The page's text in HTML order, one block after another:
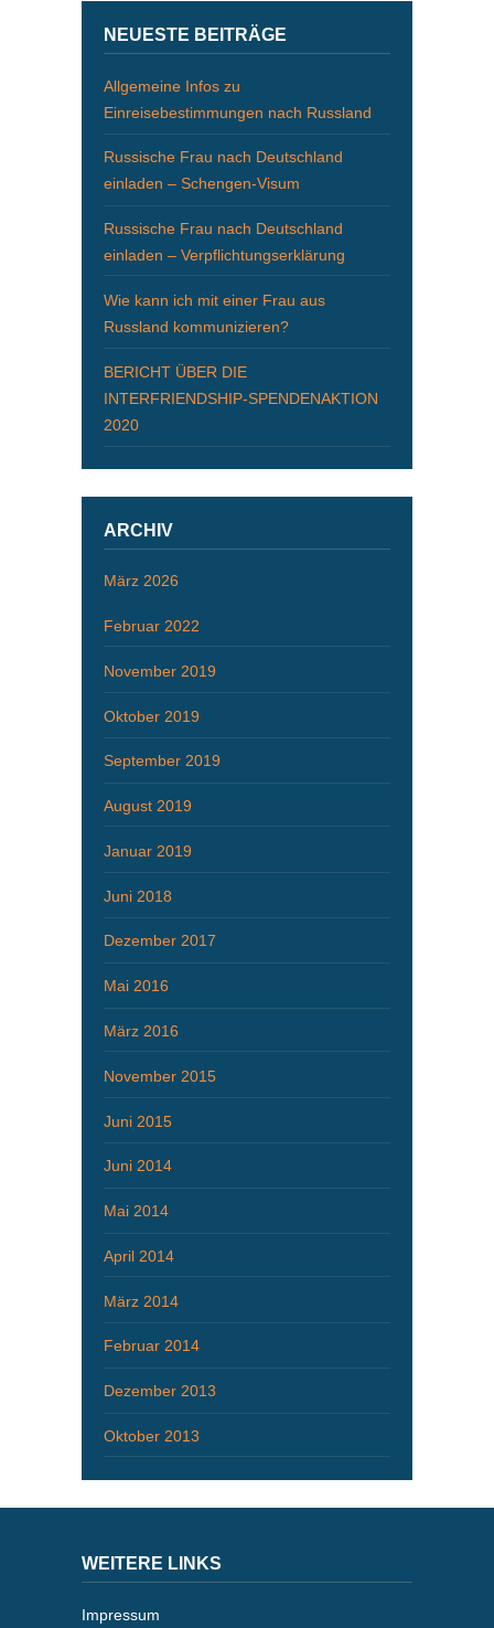
NEUESTE BEITRÄGE
Allgemeine Infos zu
Einreisebestimmungen nach Russland
Russische Frau nach Deutschland
einladen – Schengen-Visum
Russische Frau nach Deutschland
einladen – Verpflichtungserklärung
Wie kann ich mit einer Frau aus
Russland kommunizieren?
BERICHT ÜBER DIE
INTERFRIENDSHIP-SPENDENAKTION
2020
ARCHIV
März 2026
Februar 2022
November 2019
Oktober 2019
September 2019
August 2019
Januar 2019
Juni 2018
Dezember 2017
Mai 2016
März 2016
November 2015
Juni 2015
Juni 2014
Mai 2014
April 2014
März 2014
Februar 2014
Dezember 2013
Oktober 2013
WEITERE LINKS
Impressum